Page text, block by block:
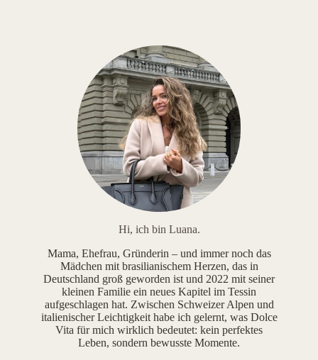
Hi, ich bin Luana.
Mama, Ehefrau, Gründerin – und immer noch das
Mädchen mit brasilianischem Herzen, das in
Deutschland groß geworden ist und 2022 mit seiner
kleinen Familie ein neues Kapitel im Tessin
aufgeschlagen hat. Zwischen Schweizer Alpen und
italienischer Leichtigkeit habe ich gelernt, was Dolce
Vita für mich wirklich bedeutet: kein perfektes
Leben, sondern bewusste Momente.